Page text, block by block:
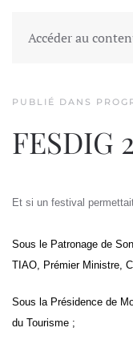
Accéder au
FESDIG
PUBLIÉ DANS
FESDIG
Et si un festival
Sous le Patronage de
TIAO, Prémier Ministre,
Sous la Présidence de
du Tourisme ;